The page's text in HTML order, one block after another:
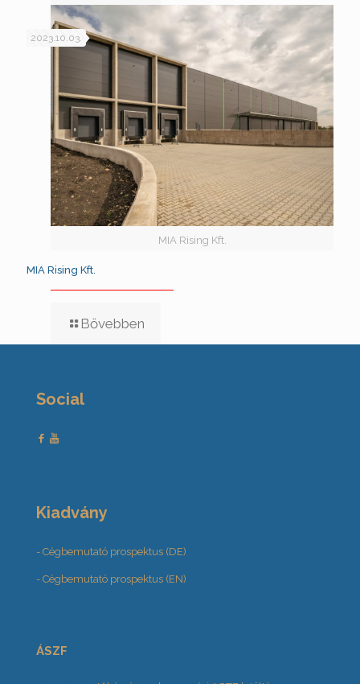
MIA Rising Kft.
2023.10.03.
MIA Rising Kft.
Bővebben
Social
Kiadvány
- Cégbemutató prospektus (DE)
- Cégbemutató prospektus (EN)
ÁSZF